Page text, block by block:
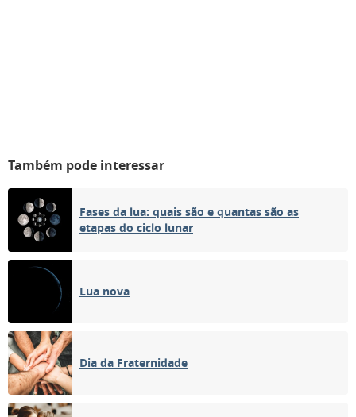
Também pode interessar
Fases da lua: quais são e quantas são as
etapas do ciclo lunar
Lua nova
Dia da Fraternidade